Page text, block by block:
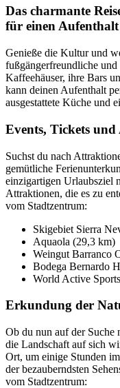
Das charmante
für einen Aufenthalt
Genieße die Kultur und
fußgängerfreundliche
Kaffeehäuser, ihre Bars
kann deinen Aufenthalt
ausgestattete Küche und
Events, Tickets
Suchst du nach
gemütliche
einzigartigen Urlaubsziel
Attraktionen, die es zu
vom Stadtzentrum:
Skigebiet Sierra
Aquaola (29,3 km)
Weingut Barranco
Bodega Bernardo
World Active
Erkundung der
Ob du nun auf der Suche
die Landschaft auf sich
Ort, um einige Stunden
der bezauberndsten
vom Stadtzentrum: